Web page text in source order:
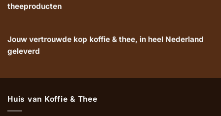
theeproducten
Jouw vertrouwde kop koffie & thee, in heel Nederland
geleverd
Huis van Koffie & Thee